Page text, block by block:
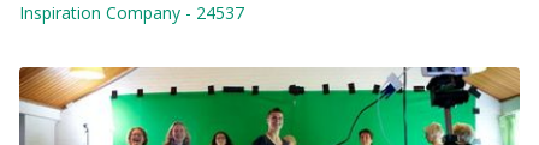
Inspiration Company - 24537